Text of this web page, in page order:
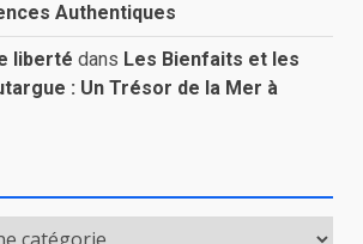
Authentiques
liberté dans Les Bienfaits et les
: Un Trésor de la Mer à